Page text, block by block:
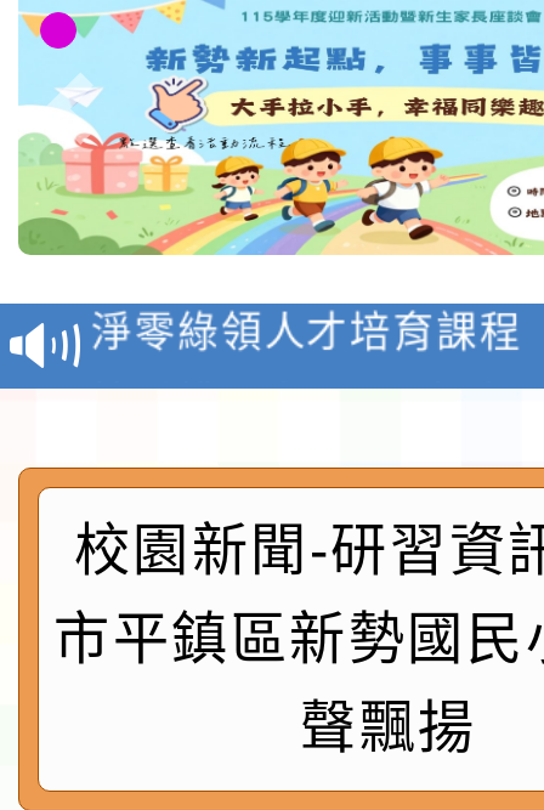
教育部校安中心白海豚
報
淨零綠領人才培育課程
檢送桃園市115學年度
實施要點各1份
程
函轉國家通訊傳播委員
鎮韌性（防空）演習－
速演練執行計畫」
法」
本校115學年度第1學
第3次招考代課鐘點教
檢送「桃園市115學年
校園新聞-研習資
市平鎮區新勢國民
聲飄揚